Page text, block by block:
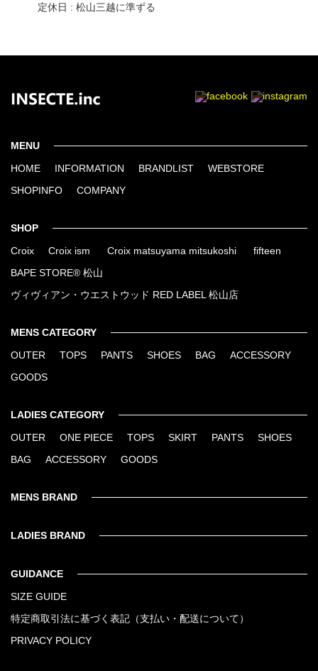
定休日 : 松山三越に準ずる
MENU
HOME INFORMATION BRANDLIST WEBSTORE
SHOPINFO COMPANY
SHOP
Croix Croix ism Croix matsuyama mitsukoshi fifteen
BAPE STORE® 松山
ヴィヴィアン・ウエストウッド RED LABEL 松山店
MENS CATEGORY
OUTER TOPS PANTS SHOES BAG ACCESSORY
GOODS
LADIES CATEGORY
OUTER ONE PIECE TOPS SKIRT PANTS SHOES
BAG ACCESSORY GOODS
MENS BRAND
LADIES BRAND
GUIDANCE
SIZE GUIDE
特定商取引法に基づく表記（支払い・配送について）
PRIVACY POLICY